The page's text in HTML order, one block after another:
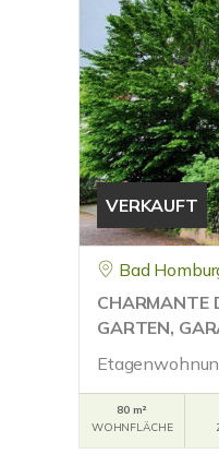
VERKAUFT
Bad
CHARMANTE
GARTEN,
80 m²
WOHNFLÄCHE